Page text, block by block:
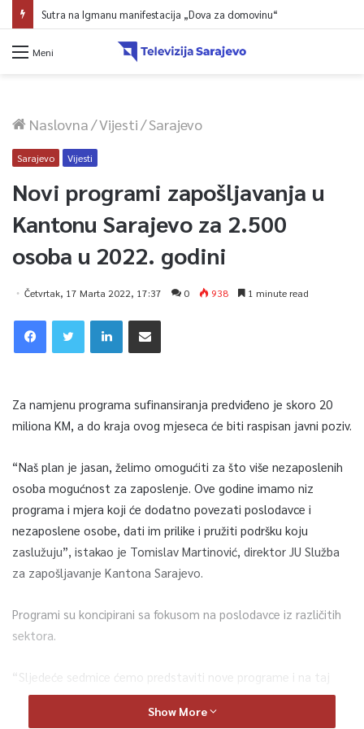
Sutra na Igmanu manifestacija „Dova za domovinu“
Meni
Naslovna/Vijesti/Sarajevo
Sarajevo Vijesti
Novi programi zapošljavanja u
Kantonu Sarajevo za 2.500
osoba u 2022. godini
Četvrtak, 17 Marta 2022, 17:37 0 938 1 minute read
Za namjenu programa sufinansiranja predviđeno je skoro 20
miliona KM, a do kraja ovog mjeseca će biti raspisan javni poziv.
“Naš plan je jasan, želimo omogućiti za što više nezaposlenih
osoba mogućnost za zaposlenje. Ove godine imamo niz
programa i mjera koji će dodatno povezati poslodavce i
nezaposlene osobe, dati im prilike i pružiti podršku koju
zaslužuju”, istakao je Tomislav Martinović, direktor JU Služba
za zapošljavanje Kantona Sarajevo.
Programi su koncipirani sa fokusom na poslodavce iz različitih
sektora.
“Sljedeće sedmice ćemo predstaviti nove programe i na taj
način približiti svima koje su beneficije i prednosti svakog od
njih. Programima pokušavamo obuhvatiti većinu slabo upošljivih
Show More